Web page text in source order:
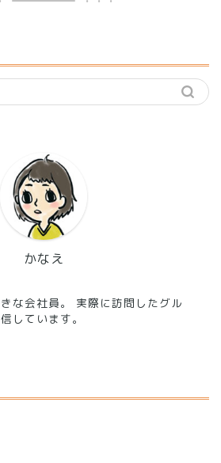
かなえ
な会社員。 実際に訪問したグル
しています。